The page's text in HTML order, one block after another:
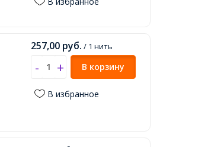
257,00 руб. / 1 нить
В корзину
В избранное